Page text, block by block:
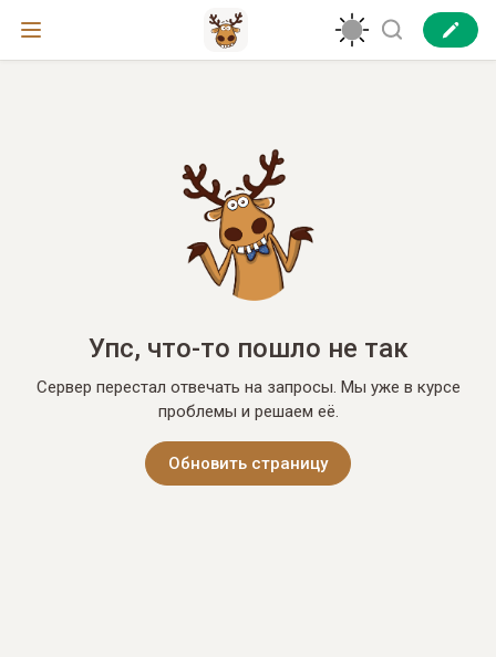
Упс, что-то пошло не так
Сервер перестал отвечать на запросы. Мы уже в курсе
проблемы и решаем её.
Обновить страницу